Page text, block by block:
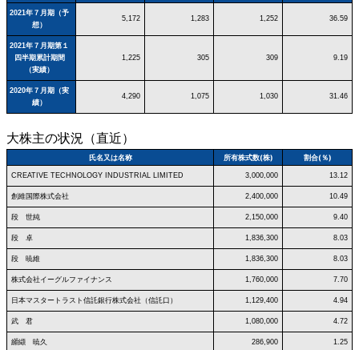
2021年７月期（予
想）
5,172 1,283 1,252 36.59
2021年７月期第１
四半期累計期間
（実績）
1,225 305 309 9.19
2020年７月期（実
績）
4,290 1,075 1,030 31.46
大株主の状況（直近）
氏名又は名称 所有株式数(株) 割合(％)
CREATIVE TECHNOLOGY INDUSTRIAL LIMITED 3,000,000 13.12
創維国際株式会社 2,400,000 10.49
段 世純 2,150,000 9.40
段 卓 1,836,300 8.03
段 暁維 1,836,300 8.03
株式会社イーグルファイナンス 1,760,000 7.70
日本マスタートラスト信託銀行株式会社（信託口） 1,129,400 4.94
武 君 1,080,000 4.72
纐纈 暁久 286,900 1.25